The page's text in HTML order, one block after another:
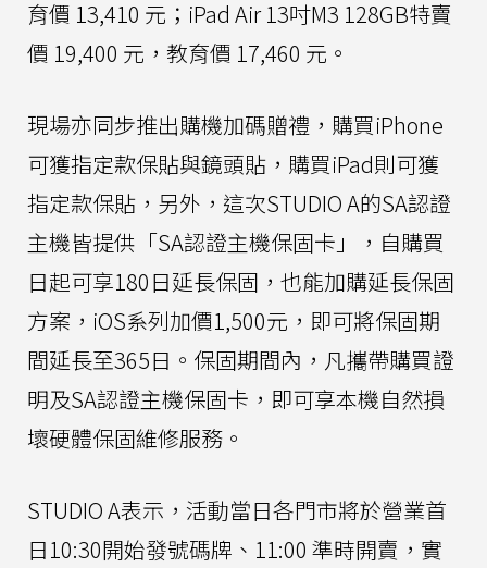
育價 13,410 元；iPad Air 13吋M3 128GB特賣
價 19,400 元，教育價 17,460 元。
現場亦同步推出購機加碼贈禮，購買iPhone
可獲指定款保貼與鏡頭貼，購買iPad則可獲
指定款保貼，另外，這次STUDIO A的SA認證
主機皆提供「SA認證主機保固卡」，自購買
日起可享180日延長保固，也能加購延長保固
方案，iOS系列加價1,500元，即可將保固期
間延長至365日。保固期間內，凡攜帶購買證
明及SA認證主機保固卡，即可享本機自然損
壞硬體保固維修服務。
STUDIO A表示，活動當日各門市將於營業首
日10:30開始發號碼牌、11:00 準時開賣，實